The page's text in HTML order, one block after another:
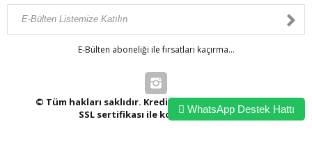
E-Bülten aboneliği ile fırsatları kaçırma...
© Tüm hakları saklıdır. Kredi kartı bilgileriniz 256bit
SSL sertifikası ile korunmaktadır.WhatsApp Destek Hattı